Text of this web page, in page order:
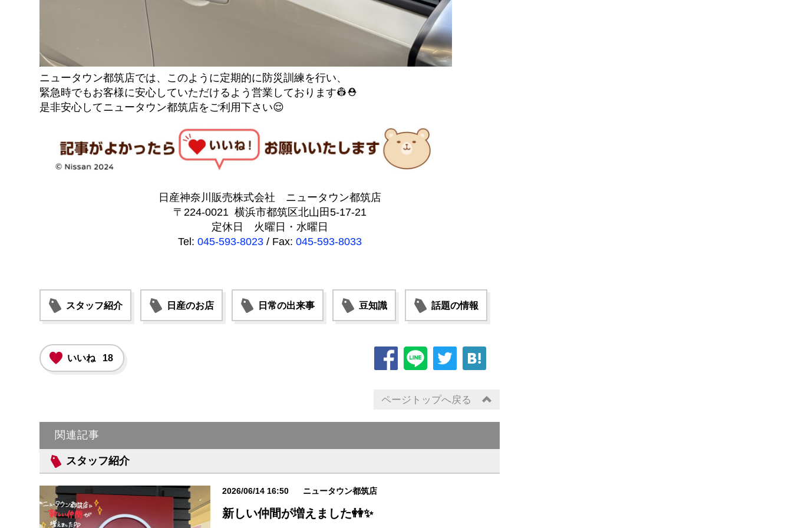
ニュータウン都筑店では、このように定期的に防災訓練を行い、
緊急時でもお客様に安心していただけるよう営業しております👷⛑️
是非安心してニュータウン都筑店をご利用下さい😌
日産神奈川販売株式会社 ニュータウン都筑店
〒224-0021 横浜市都筑区北山田5-17-21
定休日 火曜日・水曜日
Tel: 045-593-8023/ Fax: 045-593-8033
スタッフ紹介 日産のお店 日常の出来事 豆知識 話題の情報
いいね 18
ページトップへ戻る
関連記事
スタッフ紹介
2026/06/14 16:50 ニュータウン都筑店
新しい仲間が増えました👭✨